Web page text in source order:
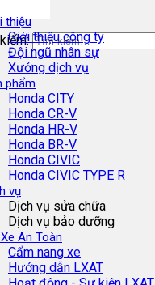
thiệu
Giới thiệu công ty
Đội ngũ nhân sự
Xưởng dịch vụ
phẩm
Honda CITY
Honda CR-V
Honda HR-V
Honda BR-V
Honda CIVIC
Honda CIVIC TYPE R
vụ
Dịch vụ sửa chữa
Dịch vụ bảo dưỡng
An Toàn
Cẩm nang xe
Hướng dẫn LXAT